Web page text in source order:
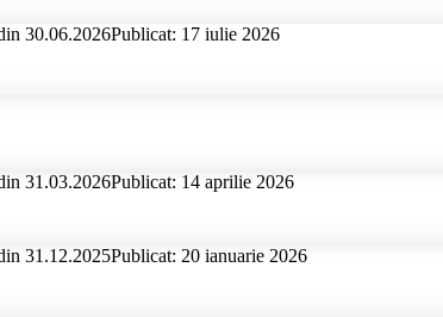
30.06.2026Publicat: 17 iulie 2026
31.03.2026Publicat: 14 aprilie 2026
31.12.2025Publicat: 20 ianuarie 2026